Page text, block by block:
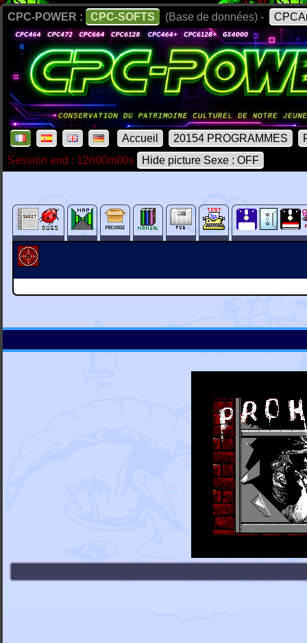
CPC-POWER : CPC-SOFTS (Base de données) -
Accueil 20154 PROGRAMMES
Session end : 12h00m00s
Hide picture Sexe : OFF